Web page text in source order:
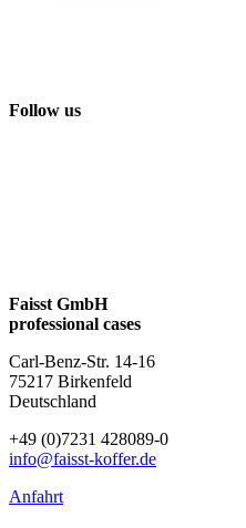
Follow us
Faisst GmbH
professional cases
Carl-Benz-Str. 14-16
75217 Birkenfeld
Deutschland
+49 (0)7231 428089-0
info@faisst-koffer.de
Anfahrt